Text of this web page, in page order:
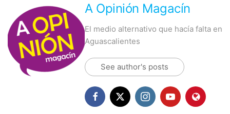
A Opinión Magacín
El medio alternativo que hacía falta en
Aguascalientes
See author's posts